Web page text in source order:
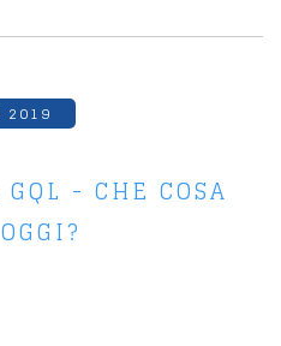
2019
- CHE COSA